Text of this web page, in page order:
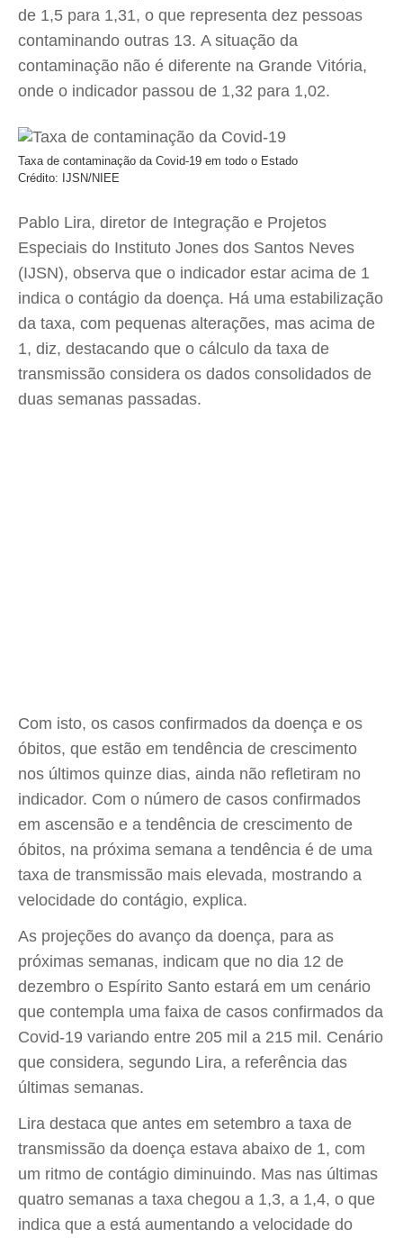
de 1,5 para 1,31, o que representa dez pessoas
contaminando outras 13. A situação da
contaminação não é diferente na Grande Vitória,
onde o indicador passou de 1,32 para 1,02.
Taxa de contaminação da Covid-19 em todo o Estado
Crédito: IJSN/NIEE
Pablo Lira, diretor de Integração e Projetos
Especiais do Instituto Jones dos Santos Neves
(IJSN), observa que o indicador estar acima de 1
indica o contágio da doença. Há uma estabilização
da taxa, com pequenas alterações, mas acima de
1, diz, destacando que o cálculo da taxa de
transmissão considera os dados consolidados de
duas semanas passadas.
Com isto, os casos confirmados da doença e os
óbitos, que estão em tendência de crescimento
nos últimos quinze dias, ainda não refletiram no
indicador. Com o número de casos confirmados
em ascensão e a tendência de crescimento de
óbitos, na próxima semana a tendência é de uma
taxa de transmissão mais elevada, mostrando a
velocidade do contágio, explica.
As projeções do avanço da doença, para as
próximas semanas, indicam que no dia 12 de
dezembro o Espírito Santo estará em um cenário
que contempla uma faixa de casos confirmados da
Covid-19 variando entre 205 mil a 215 mil. Cenário
que considera, segundo Lira, a referência das
últimas semanas.
Lira destaca que antes em setembro a taxa de
transmissão da doença estava abaixo de 1, com
um ritmo de contágio diminuindo. Mas nas últimas
quatro semanas a taxa chegou a 1,3, a 1,4, o que
indica que a está aumentando a velocidade do